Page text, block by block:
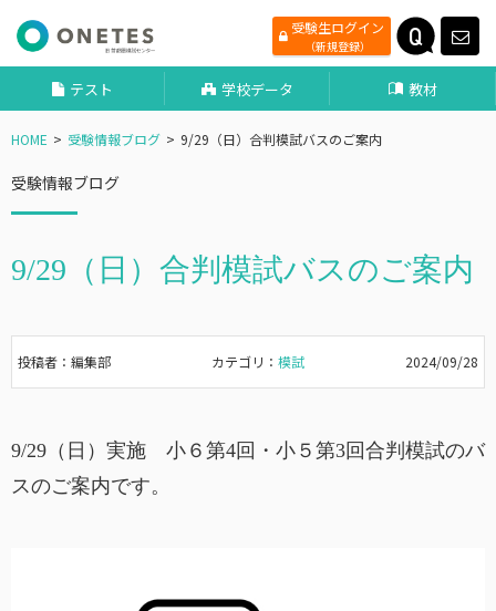
受験生ログイン
（新規登録）
テスト 学校データ 教材
HOME 受験情報ブログ 9/29（日）合判模試バスのご案内
受験情報ブログ
9/29（日）合判模試バスのご案内
投稿者：編集部 カテゴリ： 模試 2024/09/28
9/29（日）実施 小６第4回・小５第3回合判模試のバ
スのご案内です。